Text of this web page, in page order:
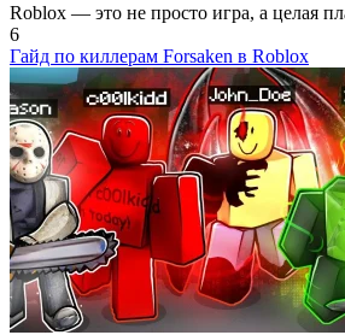
Roblox — это не просто игра, а целая
6
Гайд по киллерам Forsaken в Roblox